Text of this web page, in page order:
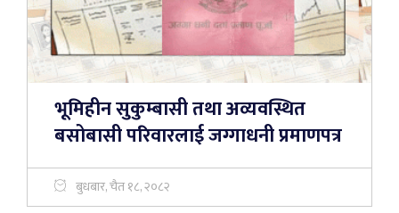
भूमिहीन सुकुम्बासी तथा अव्यवस्थित
बसोबासी परिवारलाई जग्गाधनी प्रमाणपत्र
बुधबार, चैत १८, २०८२